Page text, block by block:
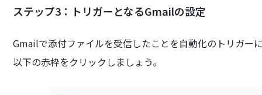
ステップ3：トリガーとなるGmailの設定
Gmailで添付ファイルを受信したことを自動化のトリガー
以下の赤枠をクリックしましょう。